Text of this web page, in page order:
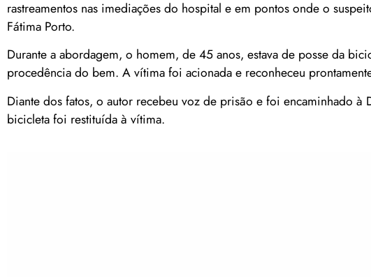
rastreamentos nas imediações do hospital e em pontos onde o
Fátima Porto.
Durante a abordagem, o homem, de 45 anos, estava de posse da
procedência do bem. A vítima foi acionada e reconheceu
Diante dos fatos, o autor recebeu voz de prisão e foi encaminhado
bicicleta foi restituída à vítima.